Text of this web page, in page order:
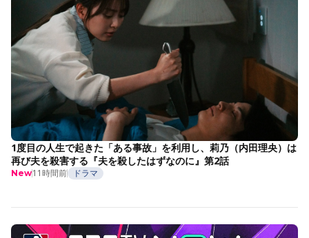
1度目の人生で起きた「ある事故」を利用し、莉乃（内田理央）は
再び夫を殺害する『夫を殺したはずなのに』第2話
New11時間前 ドラマ